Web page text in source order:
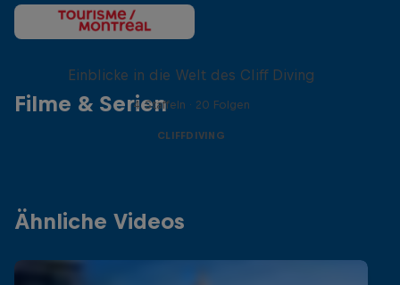
Filme & Serien
More than a Dive
Einblicke in die Welt des Cliff Diving
4 Staffeln · 20 Folgen
CLIFFDIVING
Ähnliche Videos